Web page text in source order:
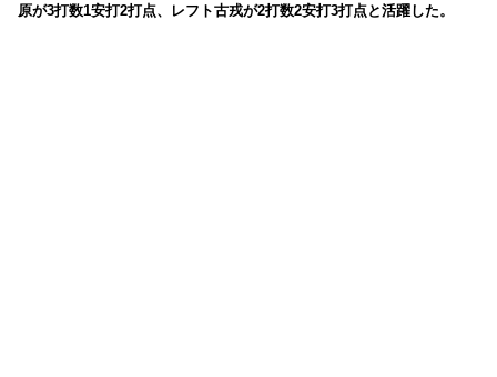
原が3打数1安打2打点、レフト古戎が2打数2安打3打点と活躍した。